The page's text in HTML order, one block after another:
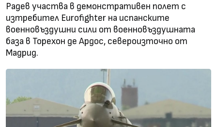
Радев участва в демонстративен полет с
изтребител Eurofighter на испанските
военновъздушни сили от военновъздушната
база в Торехон де Ардос, североизточно от
Мадрид.